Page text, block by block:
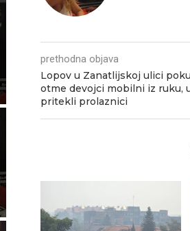
prethodna objava
Lopov u Zanatlijskoj ulici
otme devojci mobilni iz ruku,
pritekli prolaznici